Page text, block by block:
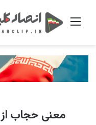
منو
معنی حجاب از